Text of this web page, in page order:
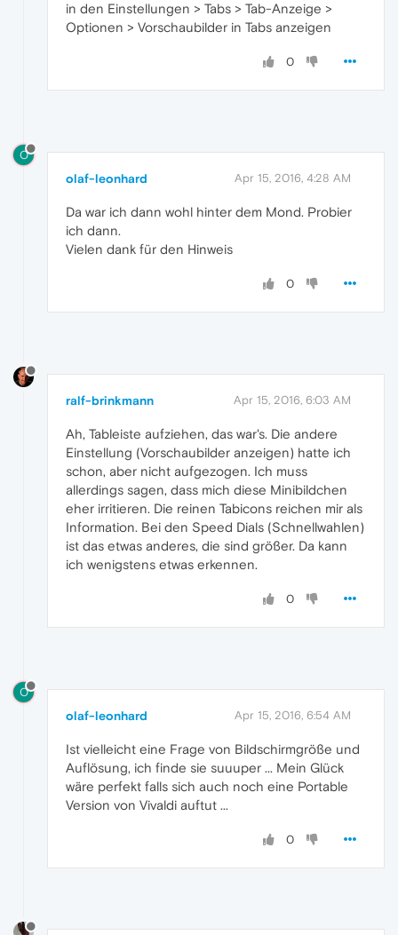
in den Einstellungen > Tabs > Tab-Anzeige >
Optionen > Vorschaubilder in Tabs anzeigen
0
O
olaf-leonhard Apr 15, 2016, 4:28 AM
Da war ich dann wohl hinter dem Mond. Probier
ich dann.
Vielen dank für den Hinweis
0
ralf-brinkmann Apr 15, 2016, 6:03 AM
Ah, Tableiste aufziehen, das war's. Die andere
Einstellung (Vorschaubilder anzeigen) hatte ich
schon, aber nicht aufgezogen. Ich muss
allerdings sagen, dass mich diese Minibildchen
eher irritieren. Die reinen Tabicons reichen mir als
Information. Bei den Speed Dials (Schnellwahlen)
ist das etwas anderes, die sind größer. Da kann
ich wenigstens etwas erkennen.
0
O
olaf-leonhard Apr 15, 2016, 6:54 AM
Ist vielleicht eine Frage von Bildschirmgröße und
Auflösung, ich finde sie suuuper ... Mein Glück
wäre perfekt falls sich auch noch eine Portable
Version von Vivaldi auftut ...
0